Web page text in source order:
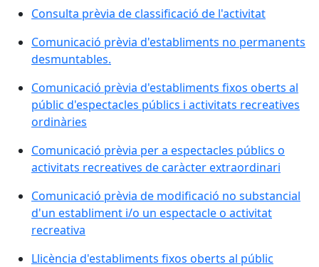
Consulta prèvia de classificació de l'activitat
Comunicació prèvia d'establiments no permanents
desmuntables.
Comunicació prèvia d'establiments fixos oberts al
públic d'espectacles públics i activitats recreatives
ordinàries
Comunicació prèvia per a espectacles públics o
activitats recreatives de caràcter extraordinari
Comunicació prèvia de modificació no substancial
d'un establiment i/o un espectacle o activitat
recreativa
Llicència d'establiments fixos oberts al públic